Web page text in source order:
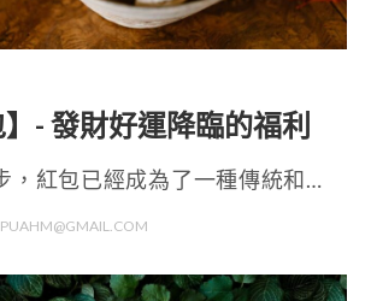
】- 發財好運降臨的福利
，紅包已經成為了一種傳統和…